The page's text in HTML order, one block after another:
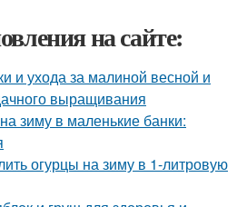
на сайте:
и ухода за малиной весной и
выращивания
зиму в маленькие банки:
огурцы на зиму в 1-литровую